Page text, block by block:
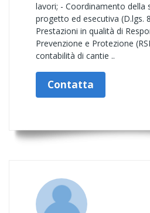
lavori; - Coordinamento della
progetto ed esecutiva (D.lgs.
Prestazioni in qualità di
Prevenzione e Protezione
contabilità di cantie ..
Contatta